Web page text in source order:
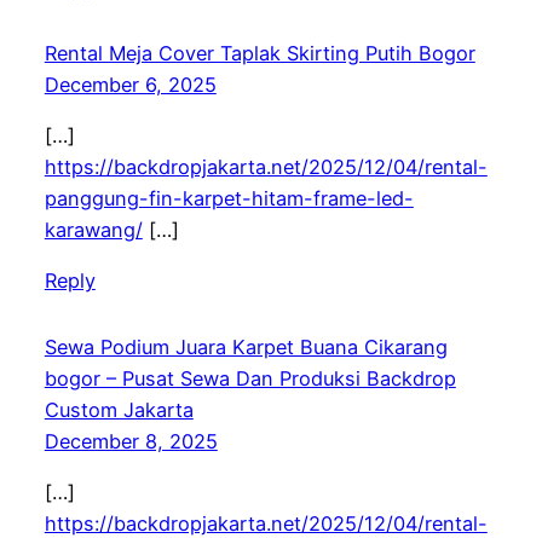
Rental Meja Cover Taplak Skirting Putih Bogor
December 6, 2025
[…]
https://backdropjakarta.net/2025/12/04/rental-
panggung-fin-karpet-hitam-frame-led-
karawang/[…]
Reply
Sewa Podium Juara Karpet Buana Cikarang
bogor – Pusat Sewa Dan Produksi Backdrop
Custom Jakarta
December 8, 2025
[…]
https://backdropjakarta.net/2025/12/04/rental-